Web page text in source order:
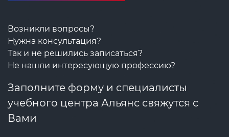
Возникли вопросы?
Нужна консультация?
Так и не решились записаться?
Не нашли интересующую профессию?
Заполните форму и специалисты
учебного центра Альянс свяжутся с
Вами